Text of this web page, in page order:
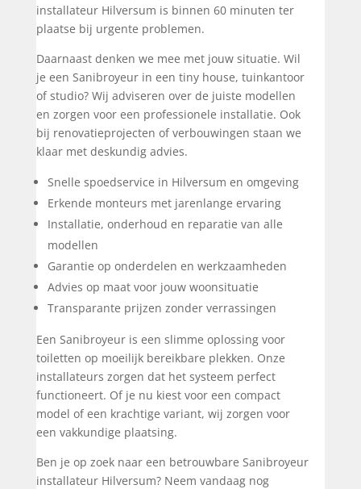
installateur Hilversum is binnen 60 minuten ter
plaatse bij urgente problemen.
Daarnaast denken we mee met jouw situatie. Wil
je een Sanibroyeur in een tiny house, tuinkantoor
of studio? Wij adviseren over de juiste modellen
en zorgen voor een professionele installatie. Ook
bij renovatieprojecten of verbouwingen staan we
klaar met deskundig advies.
Snelle spoedservice in Hilversum en omgeving
Erkende monteurs met jarenlange ervaring
Installatie, onderhoud en reparatie van alle
modellen
Garantie op onderdelen en werkzaamheden
Advies op maat voor jouw woonsituatie
Transparante prijzen zonder verrassingen
Een Sanibroyeur is een slimme oplossing voor
toiletten op moeilijk bereikbare plekken. Onze
installateurs zorgen dat het systeem perfect
functioneert. Of je nu kiest voor een compact
model of een krachtige variant, wij zorgen voor
een vakkundige plaatsing.
Ben je op zoek naar een betrouwbare Sanibroyeur
installateur Hilversum? Neem vandaag nog